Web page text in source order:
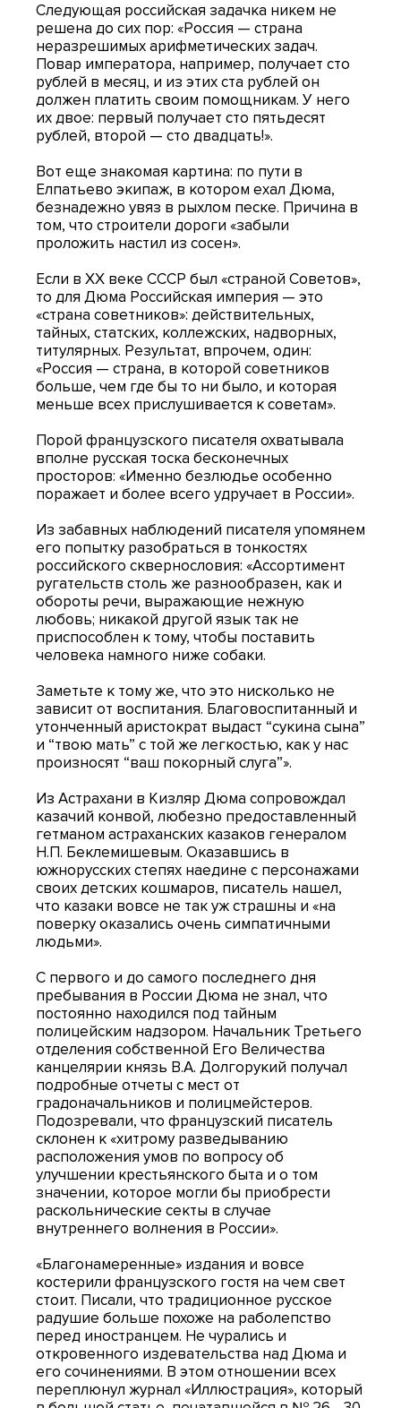
Следующая российская задачка никем не
решена до сих пор: «Россия — страна
неразрешимых арифметических задач.
Повар императора, например, получает сто
рублей в месяц, и из этих ста рублей он
должен платить своим помощникам. У него
их двое: первый получает сто пятьдесят
рублей, второй — сто двадцать!».
Вот еще знакомая картина: по пути в
Елпатьево экипаж, в котором ехал Дюма,
безнадежно увяз в рыхлом песке. Причина в
том, что строители дороги «забыли
проложить настил из сосен».
Если в ХХ веке СССР был «страной Советов»,
то для Дюма Российская империя — это
«страна советников»: действительных,
тайных, статских, коллежских, надворных,
титулярных. Результат, впрочем, один:
«Россия — страна, в которой советников
больше, чем где бы то ни было, и которая
меньше всех прислушивается к советам».
Порой французского писателя охватывала
вполне русская тоска бесконечных
просторов: «Именно безлюдье особенно
поражает и более всего удручает в России».
Из забавных наблюдений писателя упомянем
его попытку разобраться в тонкостях
российского сквернословия: «Ассортимент
ругательств столь же разнообразен, как и
обороты речи, выражающие нежную
любовь; никакой другой язык так не
приспособлен к тому, чтобы поставить
человека намного ниже собаки.
Заметьте к тому же, что это нисколько не
зависит от воспитания. Благовоспитанный и
утонченный аристократ выдаст “сукина сына”
и “твою мать” с той же легкостью, как у нас
произносят “ваш покорный слуга”».
Из Астрахани в Кизляр Дюма сопровождал
казачий конвой, любезно предоставленный
гетманом астраханских казаков генералом
Н.П. Беклемишевым. Оказавшись в
южнорусских степях наедине с персонажами
своих детских кошмаров, писатель нашел,
что казаки вовсе не так уж страшны и «на
поверку оказались очень симпатичными
людьми».
С первого и до самого последнего дня
пребывания в России Дюма не знал, что
постоянно находился под тайным
полицейским надзором. Начальник Третьего
отделения собственной Его Величества
канцелярии князь В.А. Долгорукий получал
подробные отчеты с мест от
градоначальников и полицмейстеров.
Подозревали, что французский писатель
склонен к «хитрому разведыванию
расположения умов по вопросу об
улучшении крестьянского быта и о том
значении, которое могли бы приобрести
раскольнические секты в случае
внутреннего волнения в России».
«Благонамеренные» издания и вовсе
костерили французского гостя на чем свет
стоит. Писали, что традиционное русское
радушие больше похоже на раболепство
перед иностранцем. Не чурались и
откровенного издевательства над Дюма и
его сочинениями. В этом отношении всех
переплюнул журнал «Иллюстрация», который